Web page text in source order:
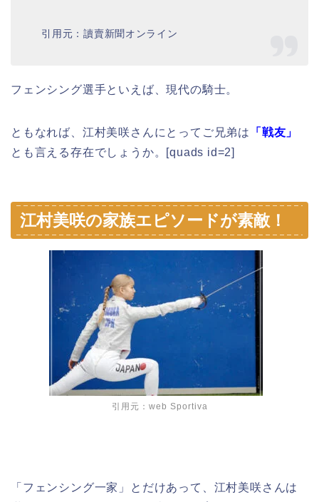
引用元：讀賣新聞オンライン
フェンシング選手といえば、現代の騎士。
ともなれば、江村美咲さんにとってご兄弟は
「戦友」
とも言える存在でしょうか。[quads id=2]
江村美咲の家族エピソードが素敵！
引用元：web Sportiva
「フェンシング一家」とだけあって、江村美咲さんは